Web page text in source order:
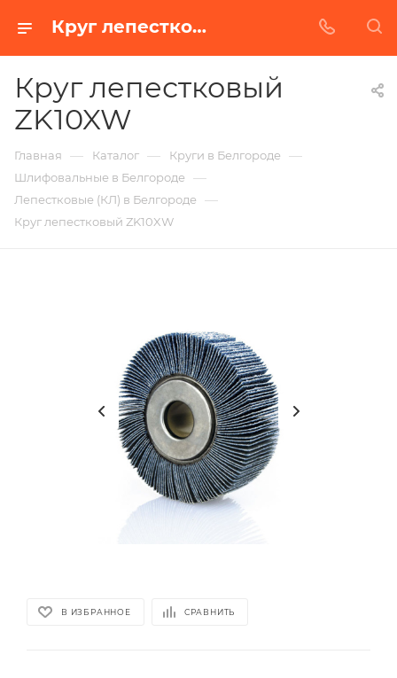
Круг лепестковый ZK10XW в Белгороде | Купить по недорогой цене от Абразивного Завода
Круг лепестковый
ZK10XW
Главная — Каталог — Круги в Белгороде —
Шлифовальные в Белгороде —
Лепестковые (КЛ) в Белгороде —
Круг лепестковый ZK10XW
В ИЗБРАННОЕ СРАВНИТЬ